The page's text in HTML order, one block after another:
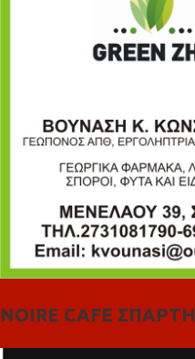
NOIRE CAFE ΣΠΑΡΤΗ